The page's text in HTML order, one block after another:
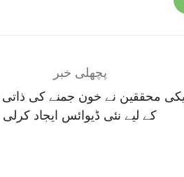
پچھلی خبر
محققین نے خون جمنے کی
کے لیے نئی ڈیوائس ایجاد کرلی